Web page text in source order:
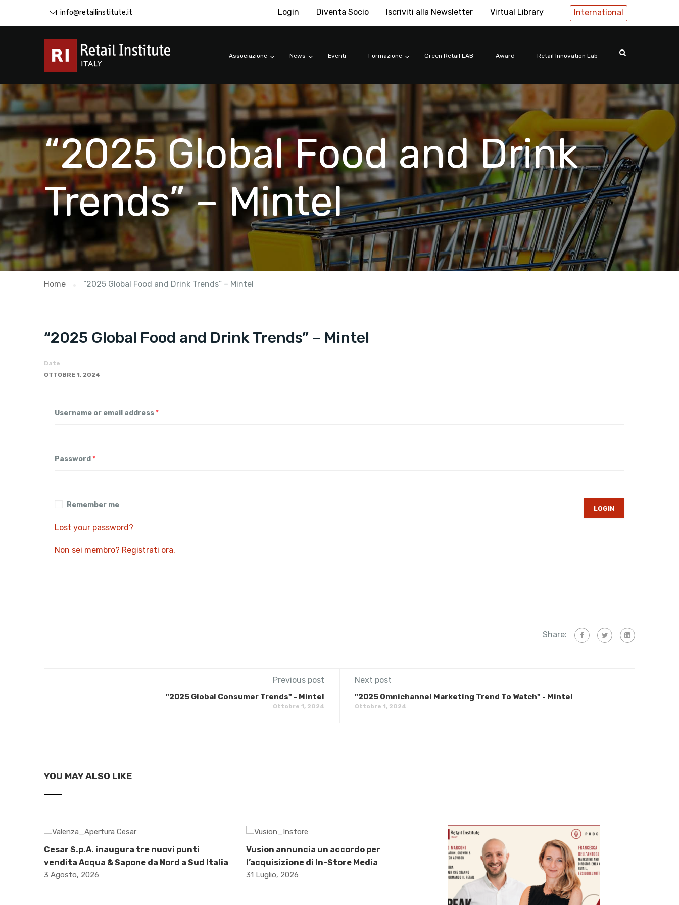
info@retailinstitute.it International
Login Diventa Socio Iscriviti alla Newsletter Virtual Library
Associazione News Eventi Formazione Green Retail LAB Award Retail Innovation Lab
“2025 Global Food and Drink
Trends” – Mintel
Home “2025 Global Food and Drink Trends” – Mintel
“2025 Global Food and Drink Trends” – Mintel
Date
OTTOBRE 1, 2024
Username or email address*
Password *
Remember me
Lost your password?
Non sei membro? Registrati ora.
Share:
Previous post
"2025 Global Consumer Trends" - Mintel
Ottobre 1, 2024
Next post
"2025 Omnichannel Marketing Trend To Watch" - Mintel
Ottobre 1, 2024
YOU MAY ALSO LIKE
Cesar S.p.A. inaugura tre nuovi punti
vendita Acqua & Sapone da Nord a Sud Italia
3 Agosto, 2026
Vusion annuncia un accordo per
l’acquisizione di In-Store Media
31 Luglio, 2026